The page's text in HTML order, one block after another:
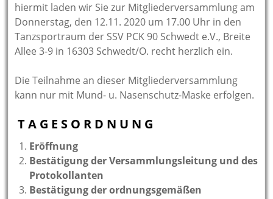
hiermit laden wir Sie zur Mitgliederversammlung am
Donnerstag, den 12.11. 2020 um 17.00 Uhr in den
Tanzsportraum der SSV PCK 90 Schwedt e.V., Breite
Allee 3-9 in 16303 Schwedt/O. recht herzlich ein.
Die Teilnahme an dieser Mitgliederversammlung
kann nur mit Mund- u. Nasenschutz-Maske erfolgen.
T A G E S O R D N U N G
Eröffnung
Bestätigung der Versammlungsleitung und des
Protokollanten
Bestätigung der ordnungsgemäßen